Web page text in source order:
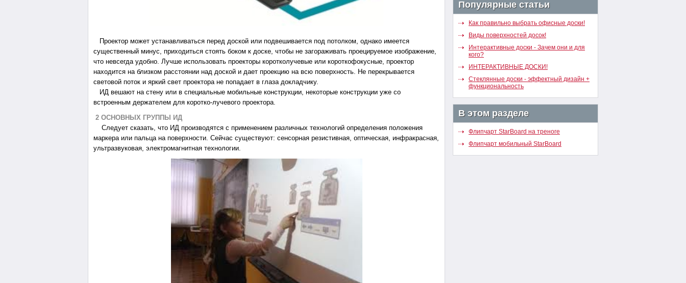
Проектор может устанавливаться перед доской или подвешивается под потолком, однако имеется
существенный минус, приходиться стоять боком к доске, чтобы не загораживать проецируемое изображение,
что невсегда удобно. Лучше использовать проекторы коротколучевые или короткофокусные, проектор
находится на близком расстоянии над доской и дает проекцию на всю поверхность. Не перекрывается
световой поток и яркий свет проектора не попадает в глаза докладчику.
ИД вешают на стену или в специальные мобильные конструкции, некоторые конструкции уже со
встроенным держателем для коротко-лучевого проектора.
2 ОСНОВНЫХ ГРУППЫ ИД
Следует сказать, что ИД производятся с применением различных технологий определения положения
маркера или пальца на поверхности. Сейчас существуют: сенсорная резистивная, оптическая, инфракрасная,
ультразвуковая, электромагнитная технологии.
Популярные статьи
Как правильно выбрать офисные доски!
Виды поверхностей досок!
Интерактивные доски - Зачем они и для
кого?
ИНТЕРАКТИВНЫЕ ДОСКИ!
Стеклянные доски - эффектный дизайн +
функциональность
В этом разделе
Флипчарт StarBoard на треноге
Флипчарт мобильный StarBoard